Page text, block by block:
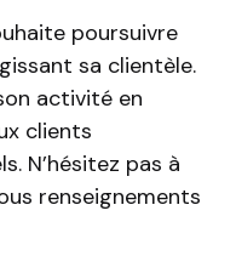
poursuivre
sa clientèle.
activité en
clients
N’hésitez pas à
renseignements